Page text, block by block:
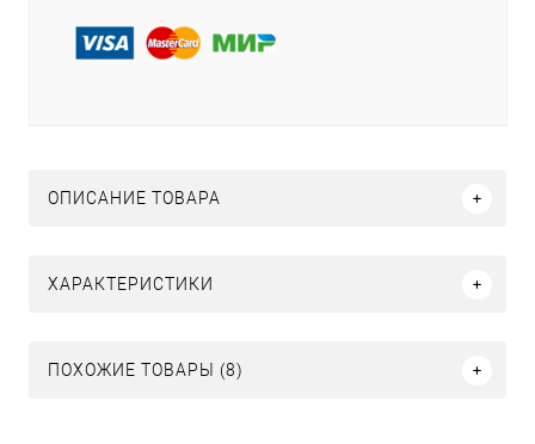
ОПИСАНИЕ ТОВАРА
ХАРАКТЕРИСТИКИ
ПОХОЖИЕ ТОВАРЫ (8)